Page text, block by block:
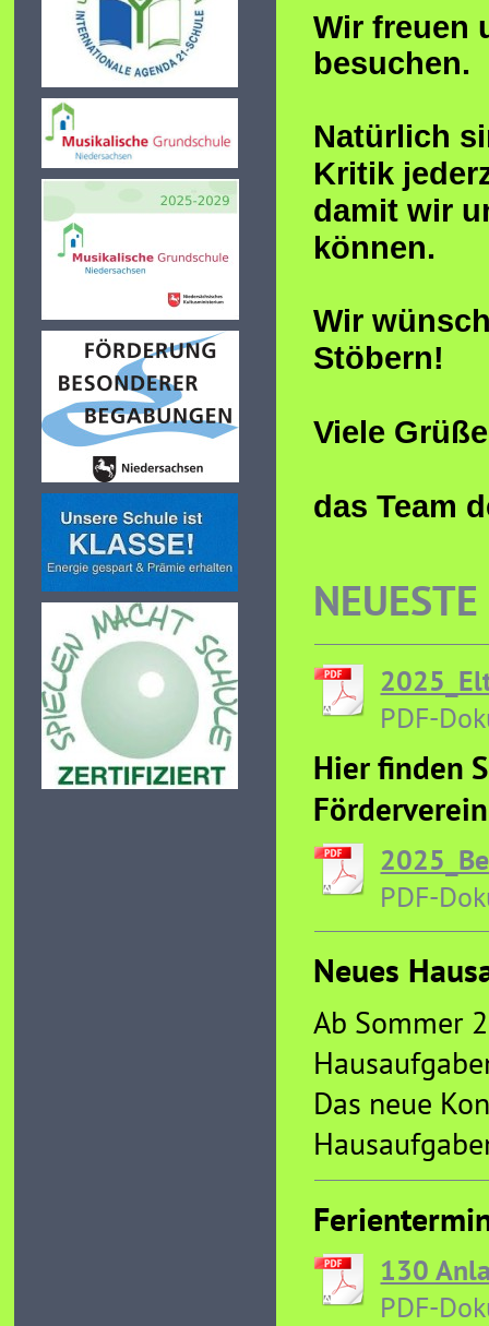
Wir freuen
besuchen.
Natürlich
Kritik
damit wir
können.
Wir
Stöbern!
Viele
das Team
PDF-
Hier finden
PDF-
Neues
Ab Sommer
Das neue
130
PDF-